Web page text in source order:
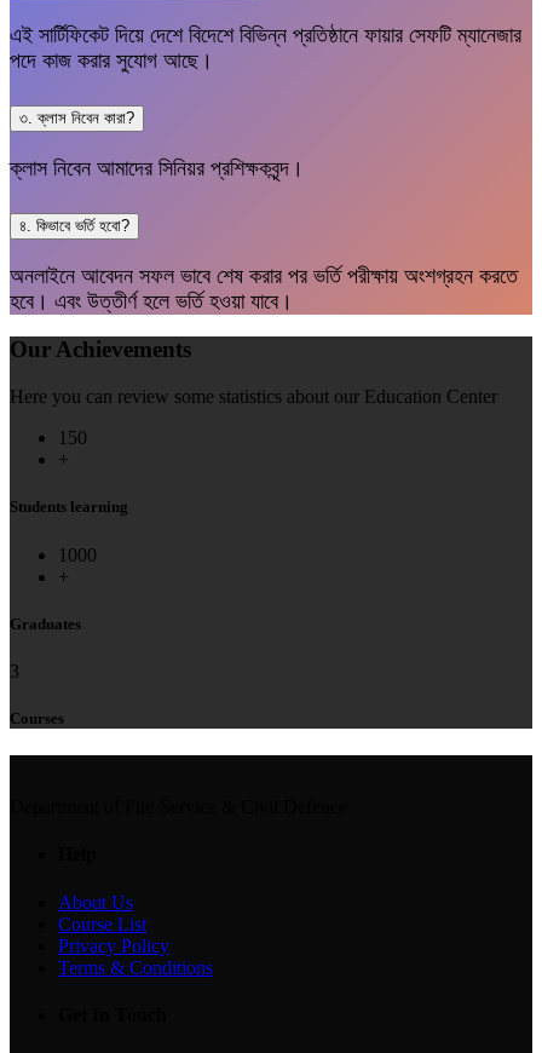
এই সার্টিফিকেট দিয়ে দেশে বিদেশে বিভিন্ন প্রতিষ্ঠানে ফায়ার সেফটি ম্যানেজার
পদে কাজ করার সুযোগ আছে।
৩. ক্লাস নিবেন কারা?
ক্লাস নিবেন আমাদের সিনিয়র প্রশিক্ষকবৃন্দ।
৪. কিভাবে ভর্তি হবো?
অনলাইনে আবেদন সফল ভাবে শেষ করার পর ভর্তি পরীক্ষায় অংশগ্রহন করতে
হবে। এবং উত্তীর্ণ হলে ভর্তি হওয়া যাবে।
Our Achievements
Here you can review some statistics about our Education Center
150
+
Students learning
1000
+
Graduates
3
Courses
About Us
Course List
Privacy Policy
Terms & Conditions